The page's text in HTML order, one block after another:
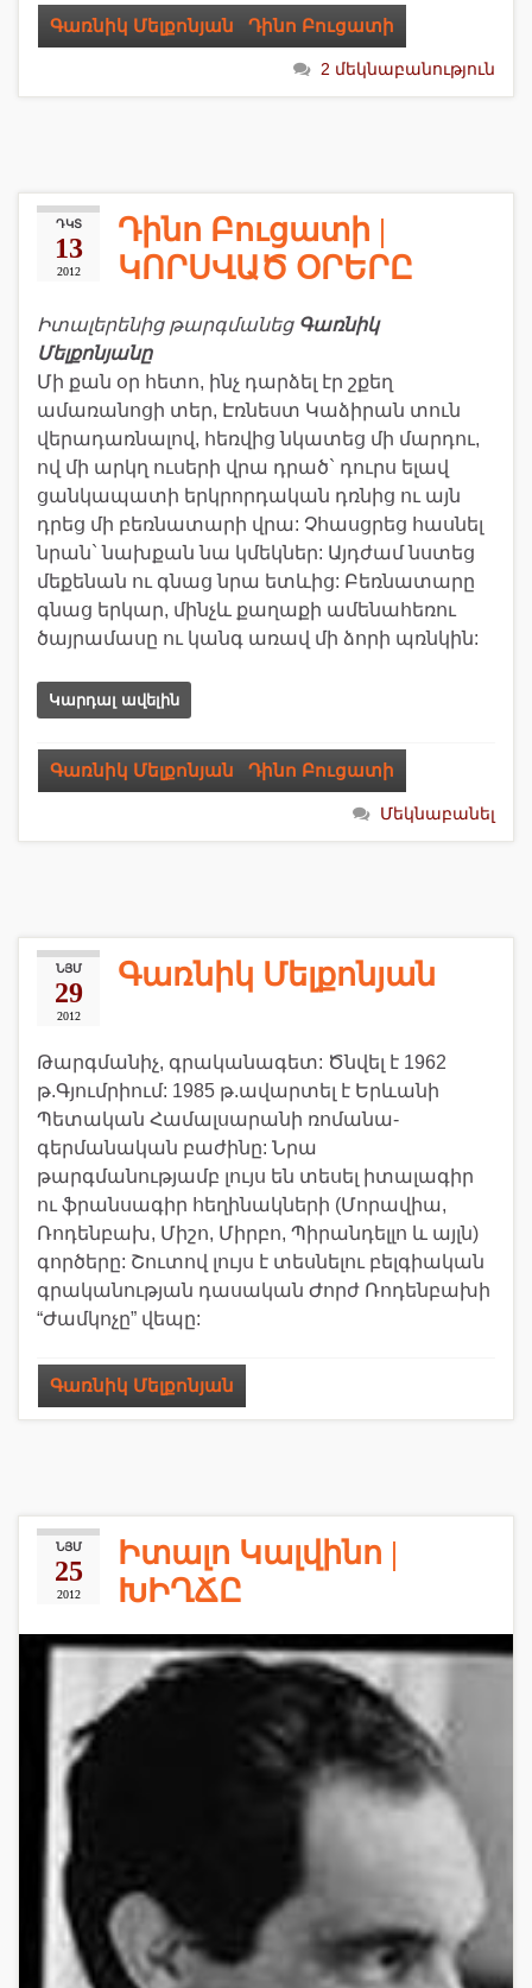
Գառնիկ Մելքոնյան Դինո Բուցատի
2 մեկնաբանություն
ԴԿՏ
13
2012
Դինո Բուցատի |
ԿՈՐՍՎԱԾ ՕՐԵՐԸ
Իտալերենից թարգմանեց Գառնիկ
Մելքոնյանը
Մի քան օր հետո, ինչ դարձել էր շքեղ
ամառանոցի տեր, Էռնեստ Կաձիրան տուն
վերադառնալով, հեռվից նկատեց մի մարդու,
ով մի արկղ ուսերի վրա դրած` դուրս ելավ
ցանկապատի երկրորդական դռնից ու այն
դրեց մի բեռնատարի վրա: Չհասցրեց հասնել
նրան` նախքան նա կմեկներ: Այդժամ նստեց
մեքենան ու գնաց նրա ետևից: Բեռնատարը
գնաց երկար, մինչև քաղաքի ամենահեռու
ծայրամասը ու կանգ առավ մի ձորի պռնկին:
Կարդալ ավելին
Գառնիկ Մելքոնյան Դինո Բուցատի
Մեկնաբանել
ՆՅՄ
29
2012
Գառնիկ Մելքոնյան
Թարգմանիչ, գրականագետ: Ծնվել է 1962
թ.Գյումրիում: 1985 թ.ավարտել է Երևանի
Պետական Համալսարանի ռոմանա-
գերմանական բաժինը: Նրա
թարգմանությամբ լույս են տեսել իտալագիր
ու ֆրանսագիր հեղինակների (Մորավիա,
Ռոդենբախ, Միշո, Միրբո, Պիրանդելլո և այլն)
գործերը: Շուտով լույս է տեսնելու բելգիական
գրականության դասական Ժորժ Ռոդենբախի
“Ժամկոչը” վեպը:
Գառնիկ Մելքոնյան
ՆՅՄ
25
2012
Իտալո Կալվինո |
ԽԻՂՃԸ